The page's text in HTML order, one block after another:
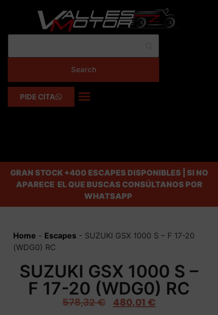
PIDE CITA
GRAN STOCK+400 ESCAPES DISPONIBLES | SI NO
APARECE EL QUE BUSCAS CONSÚLTANOS POR
WHATSAPP
Home - Escapes- SUZUKI GSX 1000 S – F 17-20
(WDG0) RC
SUZUKI GSX 1000 S –
F 17-20 (WDG0) RC
578,32€ 480,01 €